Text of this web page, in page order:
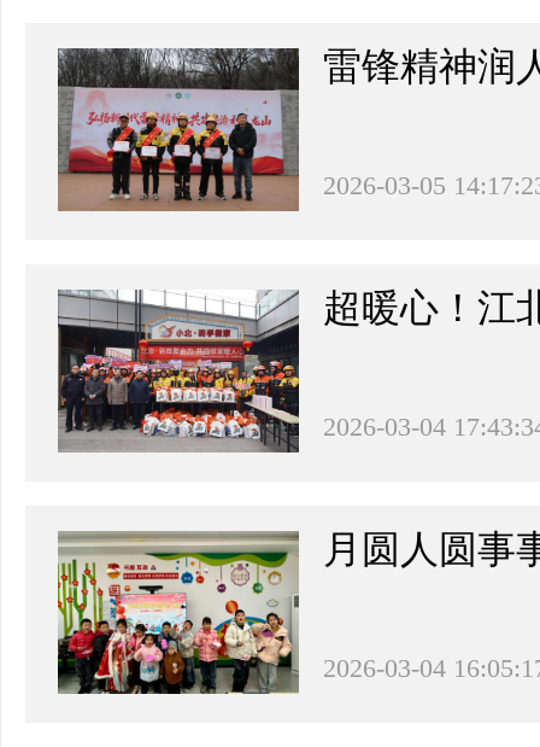
雷锋精神润
2026-03-05
超暖心！江
2026-03-04
月圆人圆事
2026-03-04